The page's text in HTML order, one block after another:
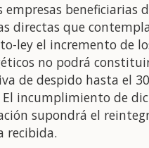
empresas beneficiarias
directas que
ley el incremento de
no podrá
de despido hasta el
El incumplimiento de
supondrá el
recibida.